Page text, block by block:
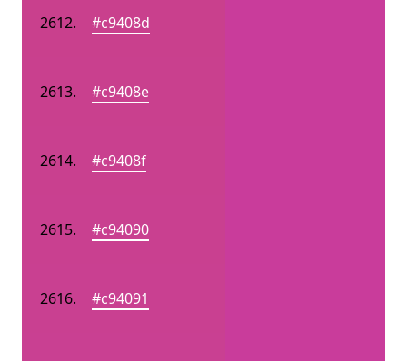
#c9408d
#c9408e
#c9408f
#c94090
#c94091